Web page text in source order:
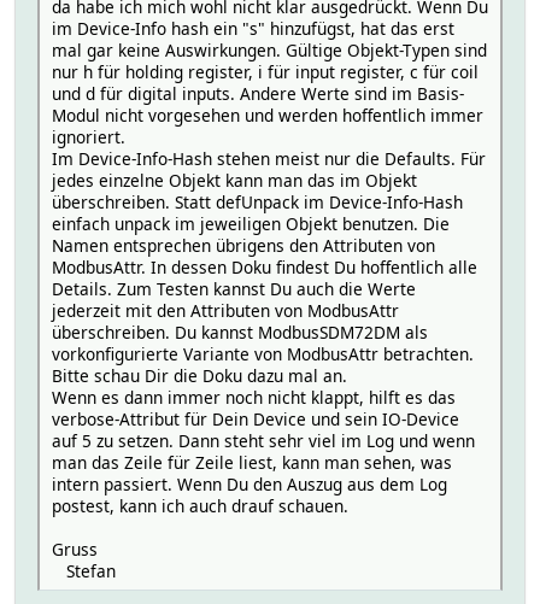
da habe ich mich wohl nicht klar ausgedrückt. Wenn Du
im Device-Info hash ein "s" hinzufügst, hat das erst
mal gar keine Auswirkungen. Gültige Objekt-Typen sind
nur h für holding register, i für input register, c für coil
und d für digital inputs. Andere Werte sind im Basis-
Modul nicht vorgesehen und werden hoffentlich immer
ignoriert.
Im Device-Info-Hash stehen meist nur die Defaults. Für
jedes einzelne Objekt kann man das im Objekt
überschreiben. Statt defUnpack im Device-Info-Hash
einfach unpack im jeweiligen Objekt benutzen. Die
Namen entsprechen übrigens den Attributen von
ModbusAttr. In dessen Doku findest Du hoffentlich alle
Details. Zum Testen kannst Du auch die Werte
jederzeit mit den Attributen von ModbusAttr
überschreiben. Du kannst ModbusSDM72DM als
vorkonfigurierte Variante von ModbusAttr betrachten.
Bitte schau Dir die Doku dazu mal an.
Wenn es dann immer noch nicht klappt, hilft es das
verbose-Attribut für Dein Device und sein IO-Device
auf 5 zu setzen. Dann steht sehr viel im Log und wenn
man das Zeile für Zeile liest, kann man sehen, was
intern passiert. Wenn Du den Auszug aus dem Log
postest, kann ich auch drauf schauen.
Gruss
Stefan